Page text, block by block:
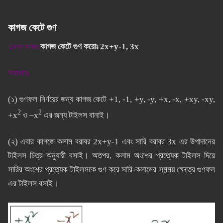
কাগজ কেটে গুণ
একক কাজঃ কাগজ কেটে গুণ করোঃ 2x+y-1, 3x
সমাধানঃ
(১) গুণফল নির্ণয়ের জন্য কাগজ কেটে +1, -1, +y, -y, +x, -x, +xy, -xy,
+x2ও –x2এর জন্য টাইলস বানাই।
(২) এবার কাগজে কলাম বরাবর 2x+y-1 এবং সারি বরাবর 3x এর উপাদানের
টাইলস চিত্র অনুযায়ী বসাই। অতপর, কলাম অংশের প্রত্যেক টাইলস দিয়ে
সারির অংশের প্রত্যেক টাইলসকে গুণ করে সারি-কলামের সমন্ময় ক্ষেত্রে গুণফল
এর টাইলস বসাই।